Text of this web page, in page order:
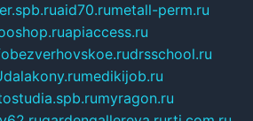
aid70.rumetall-perm.ru
apiaccess.ru
bezverhovskoe.rudrsschool.ru
dalakony.rumedikijob.ru
myragon.ru